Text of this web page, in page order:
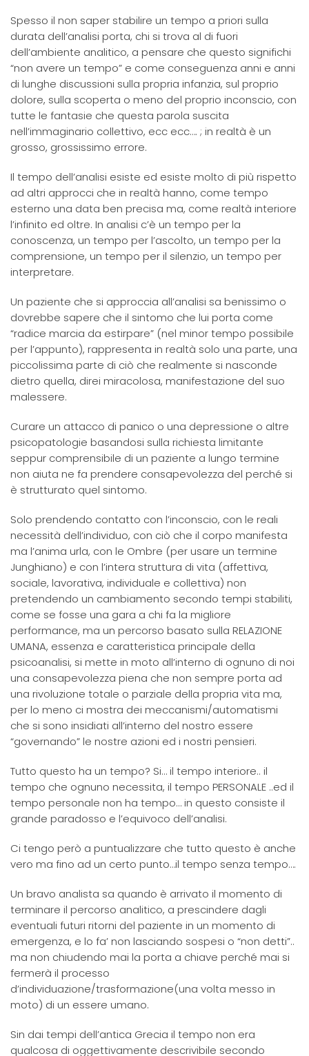
Spesso il non saper stabilire un tempo a priori sulla
durata dell’analisi porta, chi si trova al di fuori
dell’ambiente analitico, a pensare che questo significhi
“non avere un tempo” e come conseguenza anni e anni
di lunghe discussioni sulla propria infanzia, sul proprio
dolore, sulla scoperta o meno del proprio inconscio, con
tutte le fantasie che questa parola suscita
nell’immaginario collettivo, ecc ecc…. ; in realtà è un
grosso, grossissimo errore.
Il tempo dell’analisi esiste ed esiste molto di più rispetto
ad altri approcci che in realtà hanno, come tempo
esterno una data ben precisa ma, come realtà interiore
l’infinito ed oltre. In analisi c’è un tempo per la
conoscenza, un tempo per l’ascolto, un tempo per la
comprensione, un tempo per il silenzio, un tempo per
interpretare.
Un paziente che si approccia all’analisi sa benissimo o
dovrebbe sapere che il sintomo che lui porta come
“radice marcia da estirpare” (nel minor tempo possibile
per l’appunto), rappresenta in realtà solo una parte, una
piccolissima parte di ciò che realmente si nasconde
dietro quella, direi miracolosa, manifestazione del suo
malessere.
Curare un attacco di panico o una depressione o altre
psicopatologie basandosi sulla richiesta limitante
seppur comprensibile di un paziente a lungo termine
non aiuta ne fa prendere consapevolezza del perché si
è strutturato quel sintomo.
Solo prendendo contatto con l’inconscio, con le reali
necessità dell’individuo, con ciò che il corpo manifesta
ma l’anima urla, con le Ombre (per usare un termine
Junghiano) e con l’intera struttura di vita (affettiva,
sociale, lavorativa, individuale e collettiva) non
pretendendo un cambiamento secondo tempi stabiliti,
come se fosse una gara a chi fa la migliore
performance, ma un percorso basato sulla RELAZIONE
UMANA, essenza e caratteristica principale della
psicoanalisi, si mette in moto all’interno di ognuno di noi
una consapevolezza piena che non sempre porta ad
una rivoluzione totale o parziale della propria vita ma,
per lo meno ci mostra dei meccanismi/automatismi
che si sono insidiati all’interno del nostro essere
“governando” le nostre azioni ed i nostri pensieri.
Tutto questo ha un tempo? Si… il tempo interiore.. il
tempo che ognuno necessita, il tempo PERSONALE ..ed il
tempo personale non ha tempo… in questo consiste il
grande paradosso e l’equivoco dell’analisi.
Ci tengo però a puntualizzare che tutto questo è anche
vero ma fino ad un certo punto…il tempo senza tempo….
Un bravo analista sa quando è arrivato il momento di
terminare il percorso analitico, a prescindere dagli
eventuali futuri ritorni del paziente in un momento di
emergenza, e lo fa’ non lasciando sospesi o “non detti”..
ma non chiudendo mai la porta a chiave perché mai si
fermerà il processo
d’individuazione/trasformazione(una volta messo in
moto) di un essere umano.
Sin dai tempi dell’antica Grecia il tempo non era
qualcosa di oggettivamente descrivibile secondo